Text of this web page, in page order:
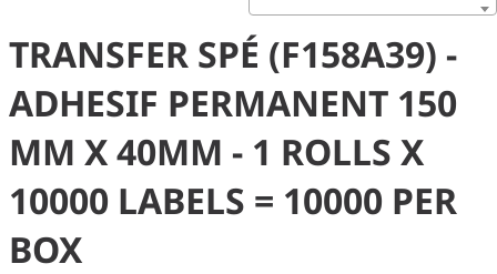
TRANSFER SPÉ (F158A39) -
ADHESIF PERMANENT 150
MM X 40MM - 1 ROLLS X
10000 LABELS = 10000 PER
BOX